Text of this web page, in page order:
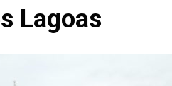
Lagoas